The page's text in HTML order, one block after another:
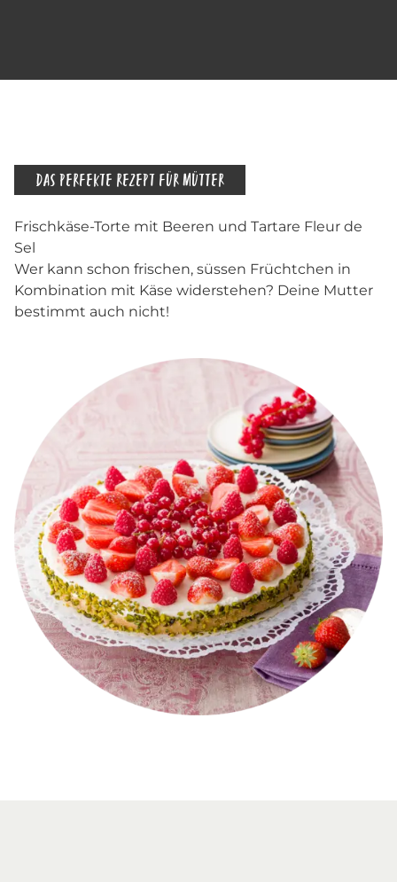
DAS PERFEKTE REZEPT FÜR MÜTTER
Frischkäse-Torte mit Beeren und Tartare Fleur de
Sel
Wer kann schon frischen, süssen Früchtchen in
Kombination mit Käse widerstehen? Deine Mutter
bestimmt auch nicht!